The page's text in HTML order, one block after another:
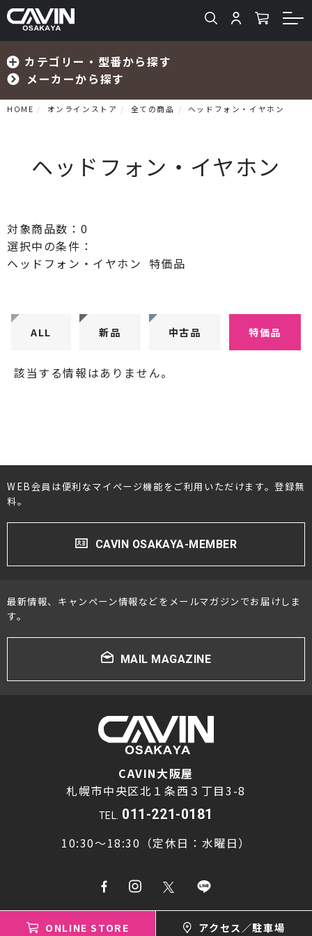
カテゴリー・型番から探す
メーカーから探す
検索
プリメインアンプ
プリアンプ
CDプレーヤー・レシーバー
オーディオアクセサリー
オーディオその他
ＴＶ・レコーダー・プレーヤー
HOME オンラインストア 全ての商品 ヘッドフォン・イヤホン
ヘッドフォン・イヤホン
対象商品数： 0
選択中の条件：
ヘッドフォン・イヤホン 特価品
ALL 新品 中古品 特価品
該当する情報はありません。
WEB会員は便利なマイページ機能をご利用いただけます。登録無
料。
CAVIN OSAKAYA-MEMBER
最新情報、キャンペーン情報などをメールマガジンでお届けしま
す。
MAIL MAGAZINE
CAVIN大阪屋
札幌市中央区北１条西３丁目3-8
TEL. 011-221-0181
10:30～18:30（定休日：水曜日）
Copyright © cavin osakaya All rights reserved.
ONLINE STORE アクセス／駐車場